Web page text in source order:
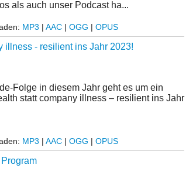
als auch unser Podcast ha...
MP3 | AAC | OGG | OPUS
illness - resilient ins Jahr 2023!
Folge in diesem Jahr geht es um ein
statt company illness – resilient ins Jahr
MP3 | AAC | OGG | OPUS